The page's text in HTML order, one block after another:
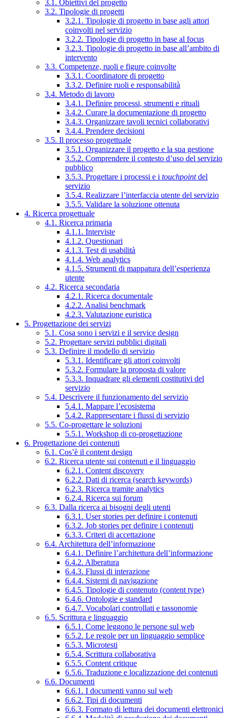
3.1. Obiettivi del progetto
3.2. Tipologie di progetti
3.2.1. Tipologie di progetto in base agli attori
coinvolti nel servizio
3.2.2. Tipologie di progetto in base al focus
3.2.3. Tipologie di progetto in base all’ambito di
intervento
3.3. Competenze, ruoli e figure coinvolte
3.3.1. Coordinatore di progetto
3.3.2. Definire ruoli e responsabilità
3.4. Metodo di lavoro
3.4.1. Definire processi, strumenti e rituali
3.4.2. Curare la documentazione di progetto
3.4.3. Organizzare tavoli tecnici collaborativi
3.4.4. Prendere decisioni
3.5. Il processo progettuale
3.5.1. Organizzare il progetto e la sua gestione
3.5.2. Comprendere il contesto d’uso del servizio
pubblico
3.5.3. Progettare i processi e i touchpointdel
servizio
3.5.4. Realizzare l’interfaccia utente del servizio
3.5.5. Validare la soluzione ottenuta
4. Ricerca progettuale
4.1. Ricerca primaria
4.1.1. Interviste
4.1.2. Questionari
4.1.3. Test di usabilità
4.1.4. Web analytics
4.1.5. Strumenti di mappatura dell’esperienza
utente
4.2. Ricerca secondaria
4.2.1. Ricerca documentale
4.2.2. Analisi benchmark
4.2.3. Valutazione euristica
5. Progettazione dei servizi
5.1. Cosa sono i servizi e il service design
5.2. Progettare servizi pubblici digitali
5.3. Definire il modello di servizio
5.3.1. Identificare gli attori coinvolti
5.3.2. Formulare la proposta di valore
5.3.3. Inquadrare gli elementi costitutivi del
servizio
5.4. Descrivere il funzionamento del servizio
5.4.1. Mappare l’ecosistema
5.4.2. Rappresentare i flussi di servizio
5.5. Co-progettare le soluzioni
5.5.1. Workshop di co-progettazione
6. Progettazione dei contenuti
6.1. Cos’è il content design
6.2. Ricerca utente sui contenuti e il linguaggio
6.2.1. Content discovery
6.2.2. Dati di ricerca (search keywords)
6.2.3. Ricerca tramite analytics
6.2.4. Ricerca sui forum
6.3. Dalla ricerca ai bisogni degli utenti
6.3.1. User stories per definire i contenuti
6.3.2. Job stories per definire i contenuti
6.3.3. Criteri di accettazione
6.4. Architettura dell’informazione
6.4.1. Definire l’architettura dell’informazione
6.4.2. Alberatura
6.4.3. Flussi di interazione
6.4.4. Sistemi di navigazione
6.4.5. Tipologie di contenuto (content type)
6.4.6. Ontologie e standard
6.4.7. Vocabolari controllati e tassonomie
6.5. Scrittura e linguaggio
6.5.1. Come leggono le persone sul web
6.5.2. Le regole per un linguaggio semplice
6.5.3. Microtesti
6.5.4. Scrittura collaborativa
6.5.5. Content critique
6.5.6. Traduzione e localizzazione dei contenuti
6.6. Documenti
6.6.1. I documenti vanno sul web
6.6.2. Tipi di documenti
6.6.3. Formato di lettura dei documenti elettronici